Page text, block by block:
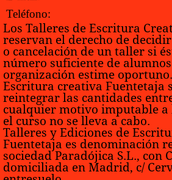
Teléfono:
Los Talleres de Escritura
reservan el derecho de
o cancelación de un taller si
número suficiente de
organización estime
Escritura creativa Fuentetaja
reintegrar las cantidades
cualquier motivo imputable a
el curso no se lleva a cabo.
Talleres y Ediciones de
Fuentetaja es denominación
sociedad Paradójica S.L., con
domiciliada en Madrid, c/